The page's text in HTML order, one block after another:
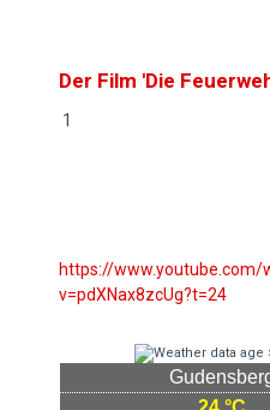
Der Film 'Die
1
https://www.youtube.com/
v=pdXNax8zcUg?t=24